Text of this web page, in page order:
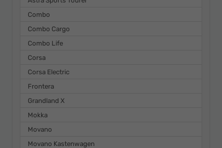
Combo
Combo Cargo
Combo Life
Corsa
Corsa Electric
Frontera
Grandland X
Mokka
Movano
Movano Kastenwagen